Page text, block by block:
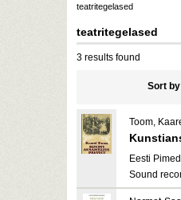
teatritegelased
teatritegelased
3 results found
Sort by
Toom,
Eesti
Sound